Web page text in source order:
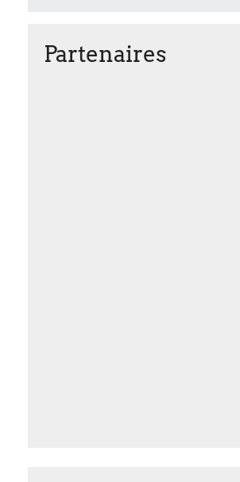
Partenaires